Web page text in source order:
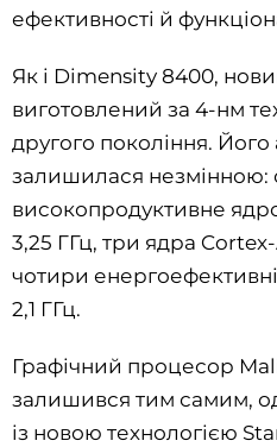
ефективності й
Як і Dimensity 8400,
виготовлений за 4-нм
другого покоління. Його
залишилася незмінною:
високопродуктивне
3,25 ГГц, три ядра
чотири
2,1 ГГц.
Графічний процесор
залишився тим самим,
із новою технологією